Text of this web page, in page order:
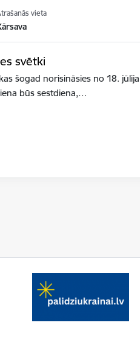
vieta
svētki
šogad norisināsies no 18.
būs sestdiena,…